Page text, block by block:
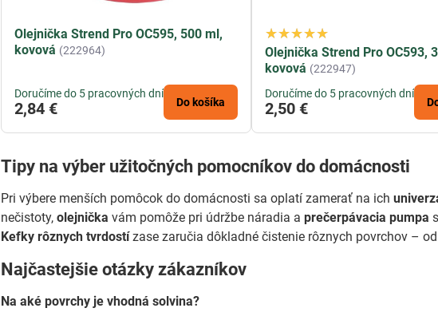
Olejnička Strend Pro OC595, 500 ml,
kovová (222964)
Doručíme do 5 pracovných dní
2,84 € Do košíka
Olejnička Strend Pro OC593,
kovová (222947)
Doručíme do 5 pracovných dní
2,50 €
Tipy na výber užitočných pomocníkov do domácnosti
Pri výbere menších pomôcok do domácnosti sa oplatí zamerať na ich
nečistoty,olejnička vám pomôže pri údržbe náradia aprečerpávacia pumpa
Kefky rôznych tvrdostízase zaručia dôkladné čistenie rôznych povrchov –
Najčastejšie otázky zákazníkov
Na aké povrchy je vhodná solvina?